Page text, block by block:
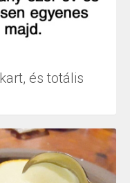
és totális